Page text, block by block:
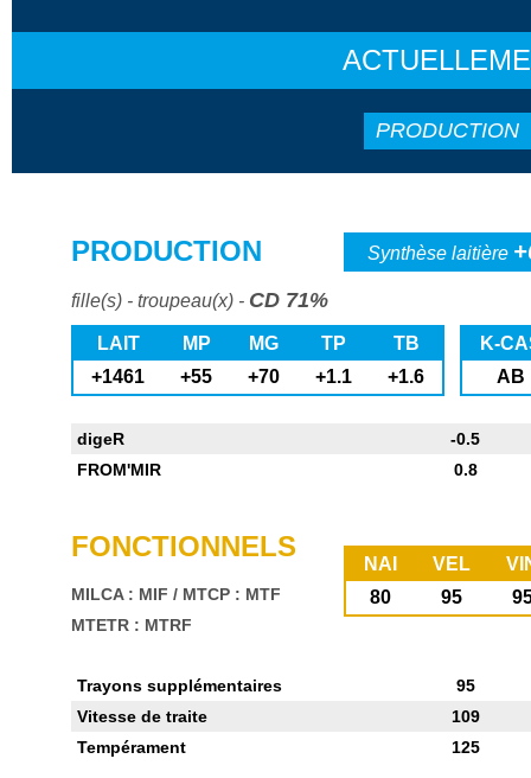
PRODUCTION
PRODUCTION Synthèse laitière
fille(s) - troupeau(x) - CD 71%
LAIT MP MG TP
TB
+1461
+55 +70 +1.1 +1.6
K-
AB
digeR
-0.5
FROM'MIR
0.8
FONCTIONNELS
MILCA : MIF / MTCP : MTF
MTETR : MTRF
NAI VEL
80
95
Trayons supplémentaires
95
Vitesse de traite
109
Tempérament
125